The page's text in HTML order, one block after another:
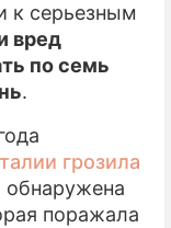
к серьезным
вред
по семь
.
грозила
обнаружена
поражала